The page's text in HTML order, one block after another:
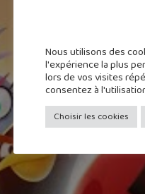
Nous utilisons des
l'expérience la plus
lors de vos visites
consentez à
Choisir les cookies